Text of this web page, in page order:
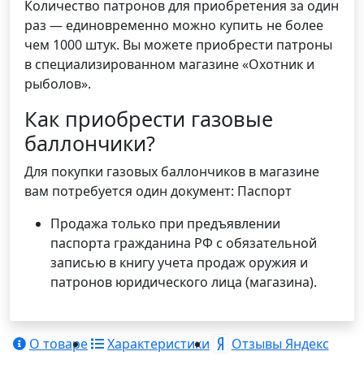
Количество патронов для приобретения за один
раз — единовременно можно купить не более
чем 1000 штук. Вы можете приобрести патроны
в специализированном магазине «Охотник и
рыболов».
Как приобрести газовые
баллончики?
Для покупки газовых баллончиков в магазине
вам потребуется один документ: Паспорт
Продажа только при предъявлении
паспорта гражданина РФ с обязательной
записью в книгу учета продаж оружия и
патронов юридического лица (магазина).
О товаре Характеристики Отзывы Яндекс